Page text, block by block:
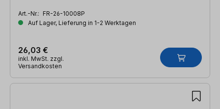
Art.-Nr.: FR-26-10008P
Auf Lager, Lieferung in 1-2 Werktagen
26,03 €
inkl. MwSt. zzgl.
Versandkosten